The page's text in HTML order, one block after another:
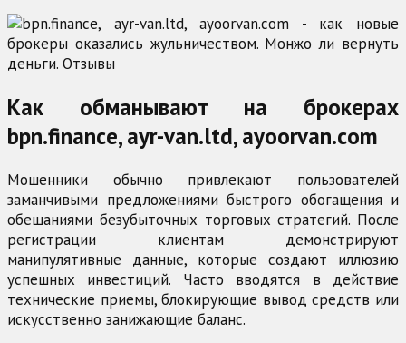
Как обманывают на брокерах
bpn.finance, ayr-van.ltd, ayoorvan.com
Мошенники обычно привлекают пользователей
заманчивыми предложениями быстрого обогащения и
обещаниями безубыточных торговых стратегий. После
регистрации клиентам демонстрируют
манипулятивные данные, которые создают иллюзию
успешных инвестиций. Часто вводятся в действие
технические приемы, блокирующие вывод средств или
искусственно занижающие баланс.